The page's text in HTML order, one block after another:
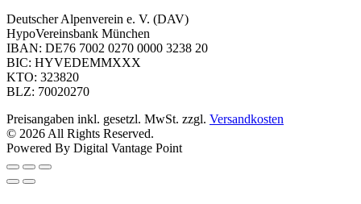
Deutscher Alpenverein e. V. (DAV)
HypoVereinsbank München
IBAN: DE76 7002 0270 0000 3238 20
BIC: HYVEDEMMXXX
KTO: 323820
BLZ: 70020270
Preisangaben inkl. gesetzl. MwSt. zzgl. Versandkosten
© 2026 All Rights Reserved.
Powered By Digital Vantage Point